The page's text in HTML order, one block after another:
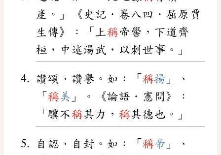
產。」《史記．卷八四．屈原賈
生傳》：「上稱帝嚳，下道齊
桓，中述湯武，以刺世事。」
讚頌、讚譽。如：「 稱揚 」、
「 稱美 」。《論語．憲問》：
「驥不稱其力， 稱其德也。」
自認、自封。如：「 稱帝 」、